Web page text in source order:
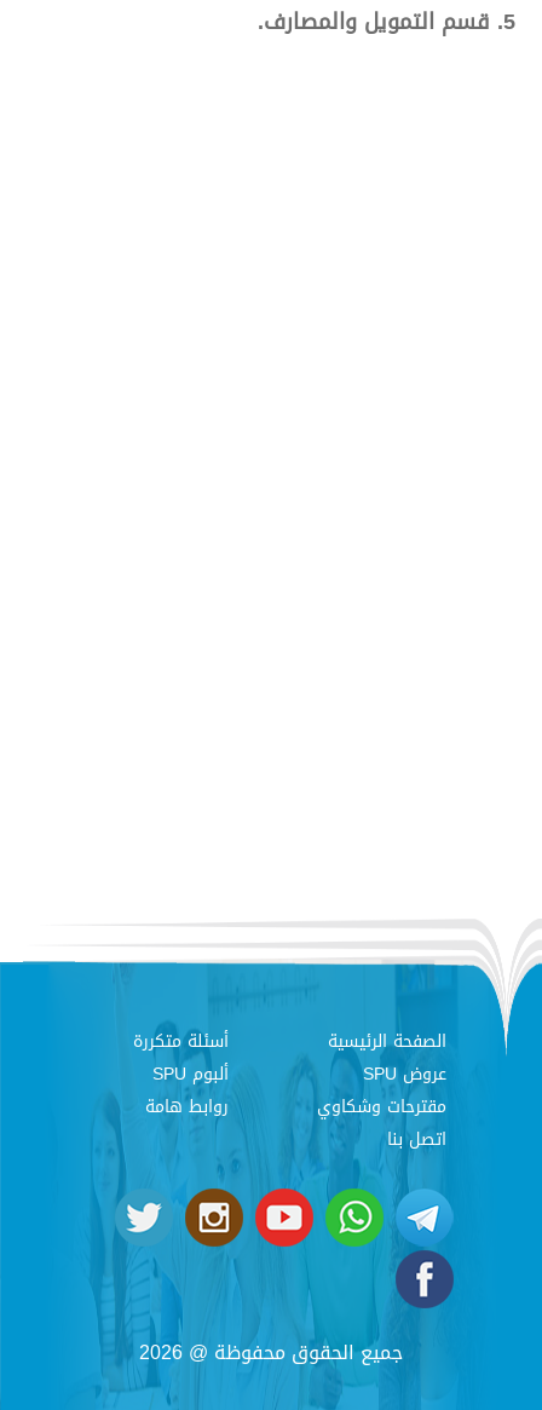
5. قسم التمويل والمصارف.
الصفحة الرئيسية
أسئلة متكررة
عروض SPU
ألبوم SPU
مقترحات وشكاوي
روابط هامة
اتصل بنا
جميع الحقوق محفوظة @ 2026